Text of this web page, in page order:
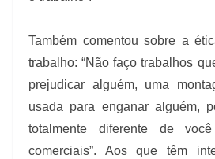
Também comentou sobre a
trabalho: “Não faço trabalhos
prejudicar alguém, uma
usada para enganar alguém,
totalmente diferente de
comerciais”. Aos que têm